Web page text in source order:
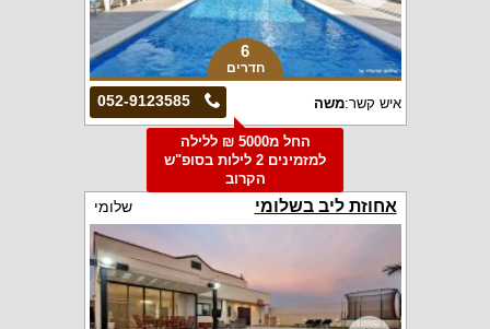
6
חדרים
052-9123585 איש קשר:משה
החל מ5000 ₪ ללילה
למזמינים 2 לילות בסופ"ש
הקרוב
אחוזת ליב בשלומי שלומי